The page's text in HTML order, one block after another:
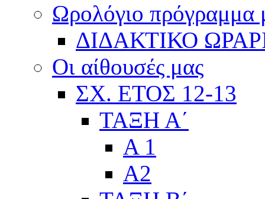
Ωρολόγιο πρόγραμμα
ΔΙΔΑΚΤΙΚΟ
Οι αίθουσές μας
ΣΧ. ΕΤΟΣ 12-13
ΤΑΞΗ Α΄
Α 1
Α2